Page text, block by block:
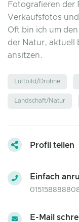
Fotografieren der
Verkaufsfotos
Oft bin ich um
der Natur, aktuell
ansitzen.
Luftbild/Drohne
Landschaft/Natur
Profil teilen
Einfach
E-Mail